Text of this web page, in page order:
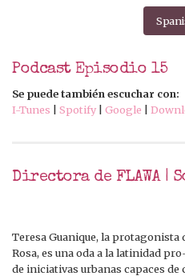
Podcast Episodio 15
Se puede también escuchar con:
I-Tunes
Spotify Google
Directora de FLAWA |
Teresa Guanique, la protagonista
Rosa, es una oda a la latinidad
de iniciativas urbanas capaces